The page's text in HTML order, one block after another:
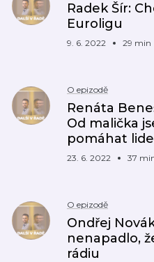
Radek Šír:
Euroligu
9. 6. 2022 29 min
O epizodě
Renáta
Od malička
pomáhat
23. 6. 2022 37
O epizodě
Ondřej
nenapadlo,
rádiu